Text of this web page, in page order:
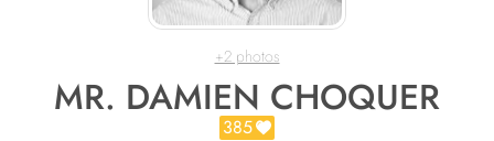
+2 photos
MR. DAMIEN CHOQUER
385